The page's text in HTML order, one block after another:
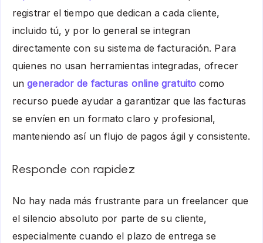
registrar el tiempo que dedican a cada cliente,
incluido tú, y por lo general se integran
directamente con su sistema de facturación. Para
quienes no usan herramientas integradas, ofrecer
ungenerador de facturas online gratuito como
recurso puede ayudar a garantizar que las facturas
se envíen en un formato claro y profesional,
manteniendo así un flujo de pagos ágil y consistente.
Responde con rapidez
No hay nada más frustrante para un freelancer que
el silencio absoluto por parte de su cliente,
especialmente cuando el plazo de entrega se